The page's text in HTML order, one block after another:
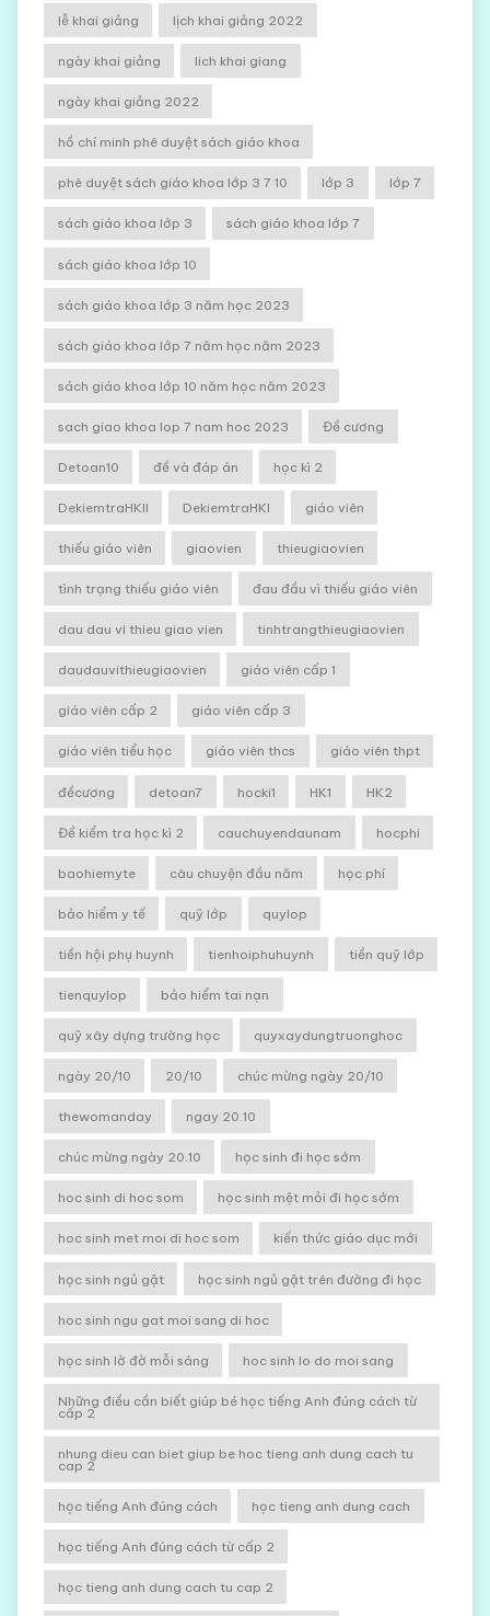
lễ khai giảng lịch khai giảng 2022
ngày khai giảng lich khai giang
ngày khai giảng 2022
hồ chí minh phê duyệt sách giáo khoa
phê duyệt sách giáo khoa lớp 3 7 10 lớp 3 lớp 7
sách giáo khoa lớp 3 sách giáo khoa lớp 7
sách giáo khoa lớp 10
sách giáo khoa lớp 3 năm học 2023
sách giáo khoa lớp 7 năm học năm 2023
sách giáo khoa lớp 10 năm học năm 2023
sach giao khoa lop 7 nam hoc 2023 Đề cương
Detoan10 đề và đáp án học kì 2
DekiemtraHKII DekiemtraHKI giáo viên
thiếu giáo viên giaovien thieugiaovien
tình trạng thiếu giáo viên đau đầu vì thiếu giáo viên
dau dau vi thieu giao vien tinhtrangthieugiaovien
daudauvithieugiaovien giáo viên cấp 1
giáo viên cấp 2 giáo viên cấp 3
giáo viên tiểu học giáo viên thcs giáo viên thpt
đềcương detoan7 hocki1 HK1 HK2
Đề kiểm tra học kì 2 cauchuyendaunam hocphi
baohiemyte câu chuyện đầu năm học phí
bảo hiểm y tế quỹ lớp quylop
tiền hội phụ huynh tienhoiphuhuynh tiền quỹ lớp
tienquylop bảo hiểm tai nạn
quỹ xây dựng trường học quyxaydungtruonghoc
ngày 20/10 20/10 chúc mừng ngày 20/10
thewomanday ngay 20.10
chúc mừng ngày 20.10 học sinh đi học sớm
hoc sinh di hoc som học sinh mệt mỏi đi học sớm
hoc sinh met moi di hoc som kiến thức giáo dục mới
học sinh ngủ gật học sinh ngủ gật trên đường đi học
hoc sinh ngu gat moi sang di hoc
học sinh lờ đờ mỗi sáng hoc sinh lo do moi sang
Những điều cần biết giúp bé học tiếng Anh đúng cách từ
cấp 2
nhung dieu can biet giup be hoc tieng anh dung cach tu
cap 2
học tiếng Anh đúng cách học tieng anh dung cach
học tiếng Anh đúng cách từ cấp 2
học tieng anh dung cach tu cap 2